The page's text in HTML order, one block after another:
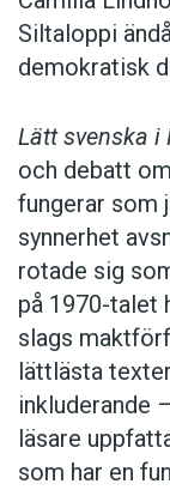
Siltaloppi
demokratisk
Lätt svenska i
och debatt
fungerar som
synnerhet
rotade sig
på 1970-talet
slags
lättlästa
inkluderande
läsare
som har en